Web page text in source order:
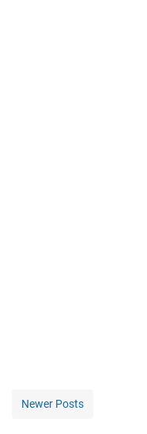
Newer Posts